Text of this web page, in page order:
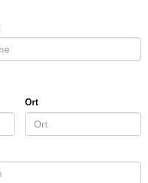
Ort